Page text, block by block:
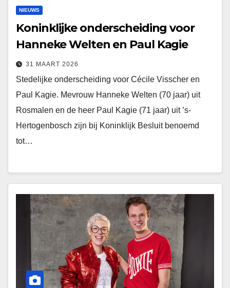
NIEUWS
Koninklijke onderscheiding voor
Hanneke Welten en Paul Kagie
31 MAART 2026
Stedelijke onderscheiding voor Cécile Visscher en
Paul Kagie. Mevrouw Hanneke Welten (70 jaar) uit
Rosmalen en de heer Paul Kagie (71 jaar) uit ’s-
Hertogenbosch zijn bij Koninklijk Besluit benoemd
tot…